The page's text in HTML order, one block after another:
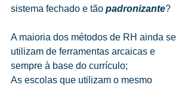
sistema fechado e tão padronizante?
A maioria dos métodos de RH ainda se
utilizam de ferramentas arcaicas e
sempre à base do currículo;
As escolas que utilizam o mesmo